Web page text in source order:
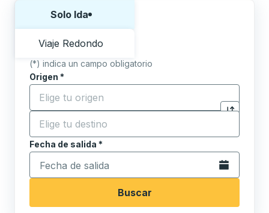
Solo Ida
Viaje Redondo
(*) indica un campo obligatorio
Origen *
Comience a escribir la ciudad de origen para abrir
Haga clic
Destino *
Comience a escribir la ciudad de destino para abrir
Fecha de salida *
Escriba la fecha en formato de fecha Barra diagonal
Abra el
Buscar